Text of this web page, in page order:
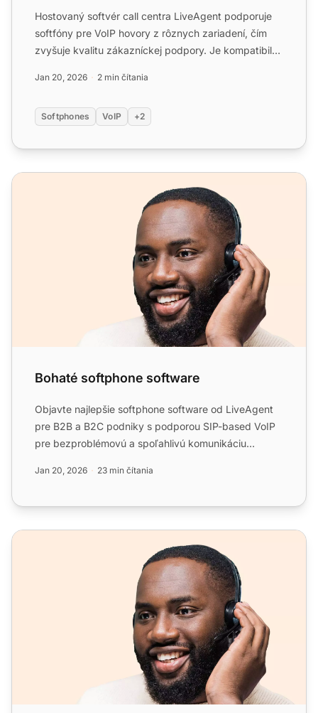
Hostovaný softvér call centra LiveAgent podporuje
softfóny pre VoIP hovory z rôznych zariadení, čím
zvyšuje kvalitu zákazníckej podpory. Je kompatibilný
Jan 20, 2026 2 min čítania
Softphones VoIP +2
Bohaté softphone software
Bohaté softphone software
Objavte najlepšie softphone software od LiveAgent
pre B2B a B2C podniky s podporou SIP-based VoIP
pre bezproblémovú a spoľahlivú komunikáciu
Jan 20, 2026 23 min čítania
Bohatý software na telefóniu